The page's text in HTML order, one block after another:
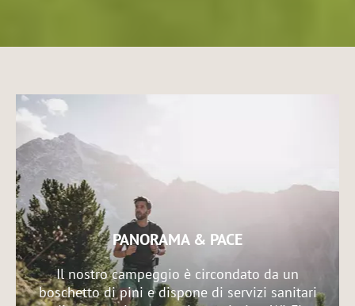
PANORAMA & PACE
Il nostro campeggio è circondato da un
boschetto di pini e dispone di servizi sanitari